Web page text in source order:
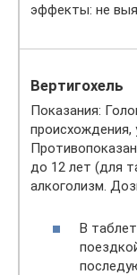
эффекты: не
Вертигохель
Показания:
происхождения,
до 12 лет (для
алкоголизм.
В